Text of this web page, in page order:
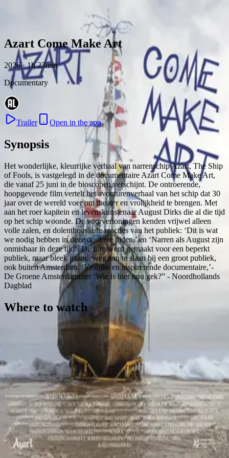
Azart Come Make Art
2026 · 1h 23min
Documentary
Trailer Open in the app
Synopsis
Het wonderlijke, kleurrijke verhaal van narrenschip Azart, The Ship
of Fools, is vastgelegd in de documentaire Azart Come Make Art,
die vanaf 25 juni in de bioscopen verschijnt. De ontroerende,
hoopgevende film vertelt het avonturenverhaal van het schip dat 30
jaar over de wereld voer om theater en vrolijkheid te brengen. Met
aan het roer kapitein en levenskunstenaar August Dirks die al die tijd
op het schip woonde. De voorvertoningen kenden vrijwel alleen
volle zalen, en dolenthousiaste reacties van het publiek: ‘Dit is wat
we nodig hebben in deze donkere tijden,’ en ‘Narren als August zijn
onmisbaar in deze tijd’. De film werd gemaakt voor een beperkt
publiek, maar bleek gaandeweg aan te slaan bij een groot publiek,
ook buiten Amsterdam. ‘Vrolijke en inspirerende documentaire,’-
De Groene Amsterdammer ‘Wie is hier nou gek?” - Noordhollands
Dagblad
Where to watch
FeedbackPrivacyTerms
Byoscoop a product of Boydroid B.V.